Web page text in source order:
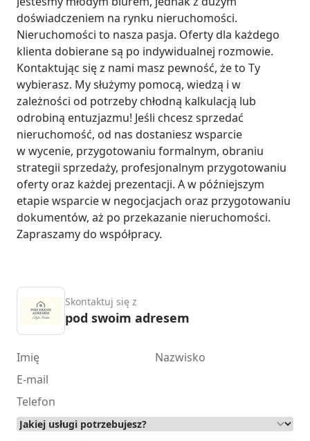
doświadczeniem na rynku nieruchomości.
Nieruchomości to nasza pasja. Oferty dla każdego
klienta dobierane są po indywidualnej rozmowie.
Kontaktując się z nami masz pewność, że to Ty
wybierasz. My służymy pomocą, wiedzą i w
zależności od potrzeby chłodną kalkulacją lub
odrobiną entuzjazmu! Jeśli chcesz sprzedać
nieruchomość, od nas dostaniesz wsparcie
w wycenie, przygotowaniu formalnym, obraniu
strategii sprzedaży, profesjonalnym przygotowaniu
oferty oraz każdej prezentacji. A w późniejszym
etapie wsparcie w negocjacjach oraz przygotowaniu
dokumentów, aż po przekazanie nieruchomości.
Zapraszamy do współpracy.
Skontaktuj się z
pod swoim adresem